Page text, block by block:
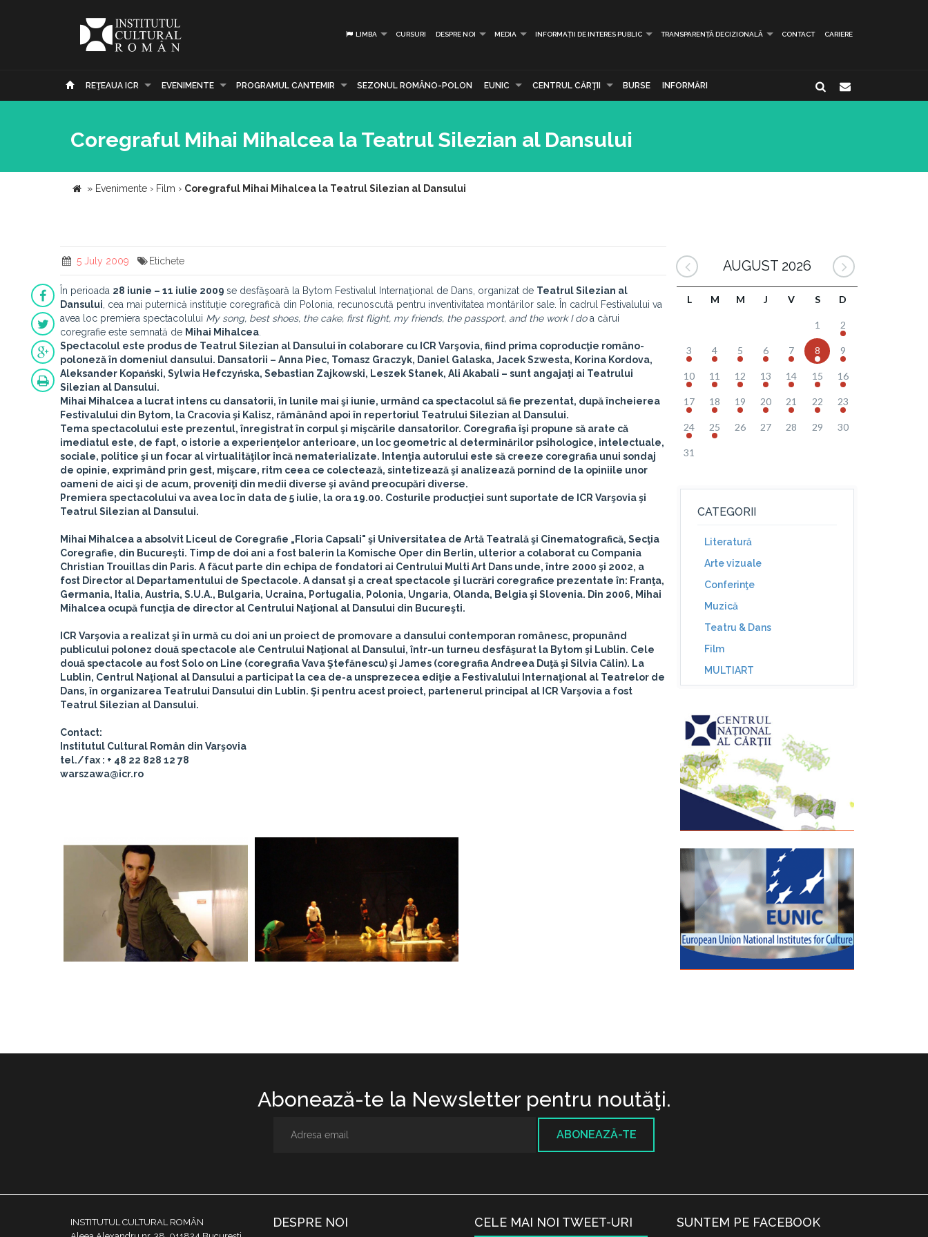
LIMBA CURSURI DESPRE NOI MEDIA INFORMAȚII DE INTERES PUBLIC TRANSPARENȚĂ DECIZIONALĂ CONTACT CARIERE
REŢEAUA ICR EVENIMENTE PROGRAMUL CANTEMIR SEZONUL ROMÂNO-POLON EUNIC CENTRUL CĂRŢII BURSE INFORMĂRI
Coregraful Mihai Mihalcea la Teatrul Silezian al Dansului
» Evenimente › Film › Coregraful Mihai Mihalcea la Teatrul Silezian al Dansului
5 July 2009 Etichete
În perioada 28 iunie – 11 iulie 2009 se desfăşoară la Bytom Festivalul Internaţional de Dans, organizat de Teatrul Silezian al
Dansului , cea mai puternică instituţie coregrafică din Polonia, recunoscută pentru inventivitatea montărilor sale. În cadrul Festivalului va
avea loc premiera spectacolului My song, best shoes, the cake, first flight, my friends, the passport, and the work I doa cărui
coregrafie este semnată de Mihai Mihalcea
Spectacolul este produs de Teatrul Silezian al Dansului în colaborare cu ICR Varşovia, fiind prima coproducţie româno-
poloneză în domeniul dansului. Dansatorii – Anna Piec, Tomasz Graczyk, Daniel Galaska, Jacek Szwesta, Korina Kordova,
Aleksander Kopański, Sylwia Hefczyńska, Sebastian Zajkowski, Leszek Stanek, Ali Akabali – sunt angajaţi ai Teatrului
Silezian al Dansului.
Mihai Mihalcea a lucrat intens cu dansatorii, în lunile mai şi iunie, urmând ca spectacolul să fie prezentat, după încheierea
Festivalului din Bytom, la Cracovia şi Kalisz, rămânând apoi în repertoriul Teatrului Silezian al Dansului.
Tema spectacolului este prezentul, înregistrat în corpul şi mişcările dansatorilor. Coregrafia îşi propune să arate că
imediatul este, de fapt, o istorie a experienţelor anterioare, un loc geometric al determinărilor psihologice, intelectuale,
sociale, politice şi un focar al virtualităţilor încă nematerializate. Intenţia autorului este să creeze coregrafia unui sondaj
de opinie, exprimând prin gest, mişcare, ritm ceea ce colectează, sintetizează şi analizează pornind de la opiniile unor
oameni de aici şi de acum, proveniţi din medii diverse şi având preocupări diverse.
Premiera spectacolului va avea loc în data de 5 iulie, la ora 19.00. Costurile producţiei sunt suportate de ICR Varşovia şi
Teatrul Silezian al Dansului.
Mihai Mihalcea a absolvit Liceul de Coregrafie „Floria Capsali" şi Universitatea de Artă Teatrală şi Cinematografică, Secţia
Coregrafie, din Bucureşti. Timp de doi ani a fost balerin la Komische Oper din Berlin, ulterior a colaborat cu Compania
Christian Trouillas din Paris. A făcut parte din echipa de fondatori ai Centrului Multi Art Dans unde, între 2000 şi 2002, a
fost Director al Departamentului de Spectacole. A dansat şi a creat spectacole şi lucrări coregrafice prezentate în: Franţa,
Germania, Italia, Austria, S.U.A., Bulgaria, Ucraina, Portugalia, Polonia, Ungaria, Olanda, Belgia şi Slovenia. Din 2006, Mihai
Mihalcea ocupă funcţia de director al Centrului Naţional al Dansului din Bucureşti.
ICR Varşovia a realizat şi în urmă cu doi ani un proiect de promovare a dansului contemporan românesc, propunând
publicului polonez două spectacole ale Centrului Naţional al Dansului, într-un turneu desfăşurat la Bytom şi Lublin. Cele
două spectacole au fost Solo on Line (coregrafia Vava Ştefănescu) şi James (coregrafia Andreea Duţă şi Silvia Călin). La
Lublin, Centrul Naţional al Dansului a participat la cea de-a unsprezecea ediţie a Festivalului Internaţional al Teatrelor de
Dans, în organizarea Teatrului Dansului din Lublin. Şi pentru acest proiect, partenerul principal al ICR Varşovia a fost
Teatrul Silezian al Dansului.
Contact:
Institutul Cultural Român din Varşovia
tel./fax : + 48 22 828 12 78
warszawa@icr.ro
AUGUST 2026
L M M J V S D
1 2
3 4 5 6 7 8 9
10 11 12 13 14 15 16
17 18 19 20 21 22 23
24 25 26 27 28 29 30
31
CATEGORII
Literatură
Arte vizuale
Conferinţe
Muzică
Teatru & Dans
Film
MULTIART
Abonează-te la Newsletter pentru noutăţi.
ABONEAZĂ-TE
INSTITUTUL CULTURAL ROMÂN
DESPRE NOI CELE MAI NOI TWEET-URI SUNTEM PE FACEBOOK